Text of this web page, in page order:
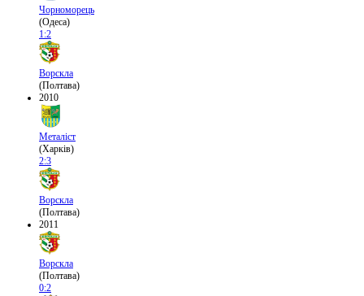
Чорноморець
(Одеса)
1:2
Ворскла
(Полтава)
2010
Металіст
(Харків)
2:3
Ворскла
(Полтава)
2011
Ворскла
(Полтава)
0:2